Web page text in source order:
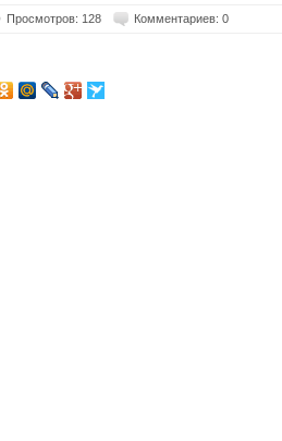
Просмотров: 128 Комментариев: 0